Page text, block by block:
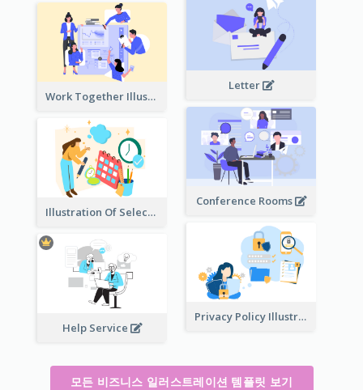
Letter
Work Together Illustration
Conference Rooms
Illustration Of Select Date & Time
Privacy Policy Illustration
Help Service
모든 비즈니스 일러스트레이션 템플릿 보기